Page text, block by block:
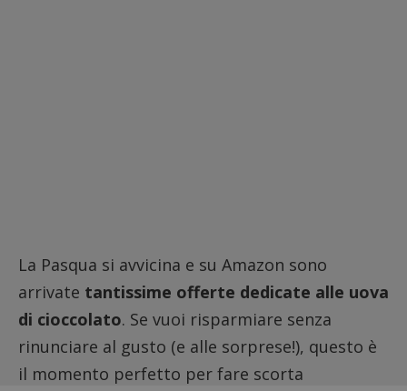
La Pasqua si avvicina e su Amazon sono
arrivate tantissime offerte dedicate alle uova
di cioccolato. Se vuoi risparmiare senza
rinunciare al gusto (e alle sorprese!), questo è
il momento perfetto per fare scorta